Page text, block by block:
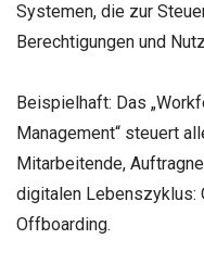
Systemen, die zur
Berechtigungen und
Beispielhaft: Das
Management“ steuert
Mitarbeitende,
digitalen Lebenszyklus:
Offboarding.